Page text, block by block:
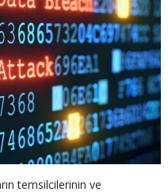
temsilcilerinin ve